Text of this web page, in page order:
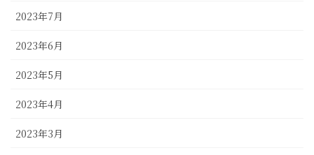
2023年7月
2023年6月
2023年5月
2023年4月
2023年3月